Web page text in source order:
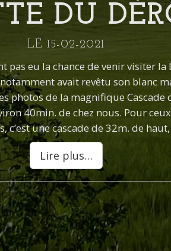
DU
LE 15-02-2021
pas eu la chance de venir visiter la
avait revêtu son blanc
photos de la magnifique Cascade
40min. de chez nous. Pour
c’est une cascade de 32m. de
Lire plus…